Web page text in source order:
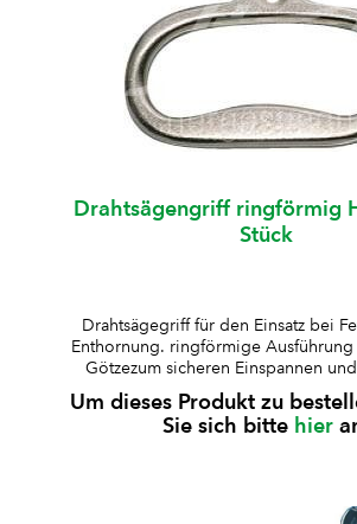
Drahtsägengriff ringförmig
Stück
Drahtsägegriff für den Einsatz bei
Enthornung. ringförmige Ausführung
Götzezum sicheren Einspannen
Sägedrahtesergonomische Form für
kraftsparendes Arbeitenvernickelte
Um dieses Produkt zu
Sie sich bitte hier